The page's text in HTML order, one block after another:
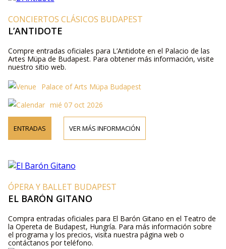
CONCIERTOS CLÁSICOS BUDAPEST
L’ANTIDOTE
Compre entradas oficiales para L’Antidote en el Palacio de las
Artes Müpa de Budapest. Para obtener más información, visite
nuestro sitio web.
Palace of Arts Müpa Budapest
mié 07 oct 2026
ENTRADAS VER MÁS INFORMACIÓN
ÓPERA Y BALLET BUDAPEST
EL BARÓN GITANO
Compra entradas oficiales para El Barón Gitano en el Teatro de
la Opereta de Budapest, Hungría. Para más información sobre
el programa y los precios, visita nuestra página web o
contáctanos por teléfono.